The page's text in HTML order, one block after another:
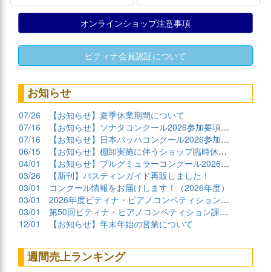
オンラインショップ注意事項
ピティナ会員認証について
お知らせ
07/26
【お知らせ】夏季休業期間について
07/16
【お知らせ】ソナタコンクール2026参加要項公開
07/16
【お知らせ】日本バッハコンクール2026参加要項公開
06/15
【お知らせ】棚卸実施に伴うショップ臨時休業について
04/01
【お知らせ】ブルグミュラーコンクール2026課題曲公開
03/26
【新刊】バスティンガイド再販しました！
03/01
コンクール情報をお届けします！（2026年度）
03/01
2026年度ピティナ・ピアノコンペティション課題曲商品
03/01
第50回ピティナ・ピアノコンペティション課題曲公開！
12/01
【お知らせ】年末年始の営業について
週間売上ランキング